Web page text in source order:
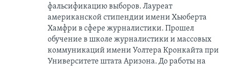
фальсификацию выборов. Лауреат
американской стипендии имени Хьюберта
Хамфри в сфере журналистики. Прошел
обучение в школе журналистики и массовых
коммуникаций имени Уолтера Кронкайта при
Университете штата Аризона. До работы на